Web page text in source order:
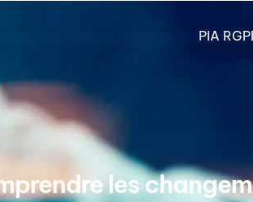
PIA
les